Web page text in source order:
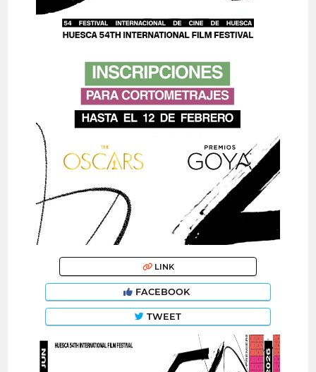
LINK
FACEBOOK
TWEET